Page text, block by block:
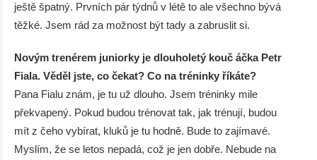
ještě špatný. Prvních pár týdnů v létě to ale všechno bývá
těžké. Jsem rád za možnost být tady a zabruslit si.
Novým trenérem juniorky je dlouholetý kouč áčka Petr
Fiala. Věděl jste, co čekat? Co na tréninky říkáte?
Pana Fialu znám, je tu už dlouho. Jsem tréninky mile
překvapený. Pokud budou trénovat tak, jak trénují, budou
mít z čeho vybírat, kluků je tu hodně. Bude to zajímavé.
Myslím, že se letos nepadá, což je jen dobře. Nebude na